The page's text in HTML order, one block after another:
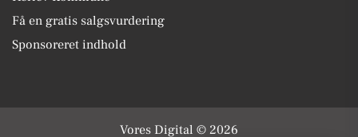
Få en gratis salgsvurdering
Sponsoreret indhold
Vores Digital © 2026